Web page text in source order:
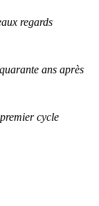
regards
ans après
cycle